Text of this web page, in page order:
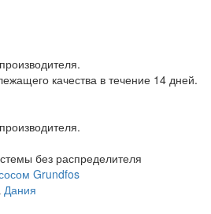
качества в течение 14 дней.
без распределителя
Grundfos
Дания